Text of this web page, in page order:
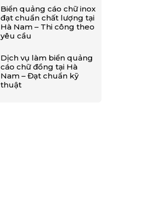
Biển quảng cáo chữ inox
đạt chuẩn chất lượng tại
Hà Nam – Thi công theo
yêu cầu
Dịch vụ làm biển quảng
cáo chữ đồng tại Hà
Nam – Đạt chuẩn kỹ
thuật